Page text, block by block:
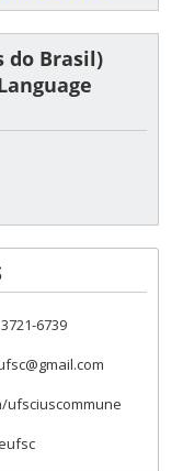
do Brasil)
6739
ufsciuscommune